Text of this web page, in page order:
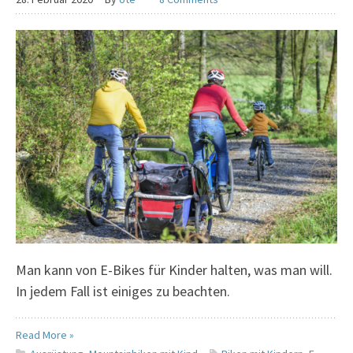
Man kann von E-Bikes für Kinder halten, was man will.
In jedem Fall ist einiges zu beachten.
Read More »